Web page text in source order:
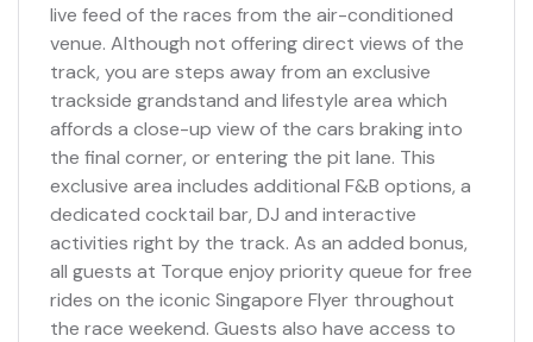
live feed of the races from the air-conditioned
venue. Although not offering direct views of the
track, you are steps away from an exclusive
trackside grandstand and lifestyle area which
affords a close-up view of the cars braking into
the final corner, or entering the pit lane. This
exclusive area includes additional F&B options, a
dedicated cocktail bar, DJ and interactive
activities right by the track. As an added bonus,
all guests at Torque enjoy priority queue for free
rides on the iconic Singapore Flyer throughout
the race weekend. Guests also have access to